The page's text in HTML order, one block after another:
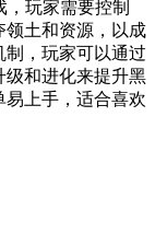
，玩家需要控制
领土和资源，以成
制，玩家可以通过
级和进化来提升黑
上手，适合喜欢